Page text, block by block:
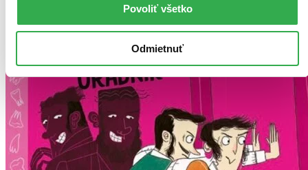
Povoliť všetko
Odmietnuť